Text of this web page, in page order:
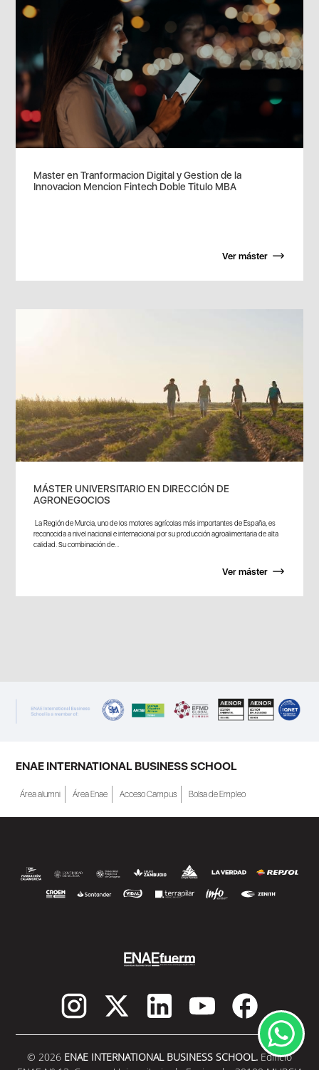
Master en Tranformacion Digital y Gestion de la
Innovacion Mencion Fintech Doble Titulo MBA
Ver máster
MÁSTER UNIVERSITARIO EN DIRECCIÓN DE
AGRONEGOCIOS
La Región de Murcia, uno de los motores agrícolas más importantes de España, es
reconocida a nivel nacional e internacional por su producción agroalimentaria de alta
calidad. Su combinación de...
Ver máster
ENAE INTERNATIONAL BUSINESS SCHOOL
Área alumni Área Enae Acceso Campus Bolsa de Empleo
© 2026 ENAE INTERNATIONAL BUSINESS SCHOOL. Edificio